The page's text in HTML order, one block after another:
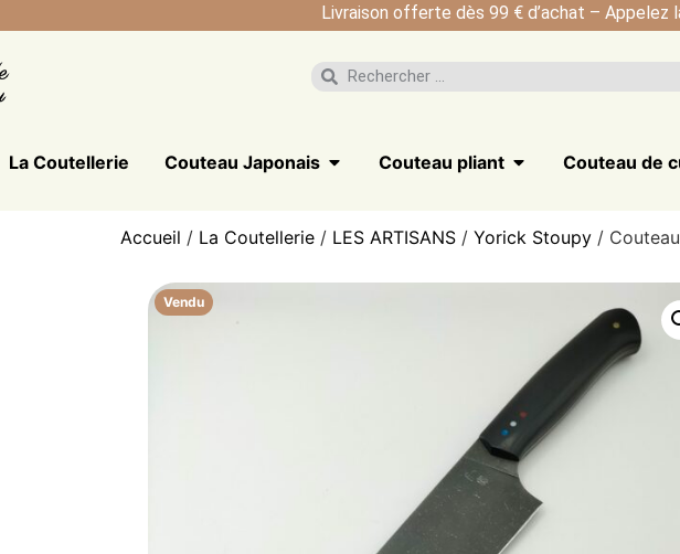
Livraison offerte dès 99 € d’achat – Appelez
La Coutellerie Couteau Japonais Couteau pliant Couteau de
Accueil / La Coutellerie / LES ARTISANS /Yorick Stoupy /
Vendu